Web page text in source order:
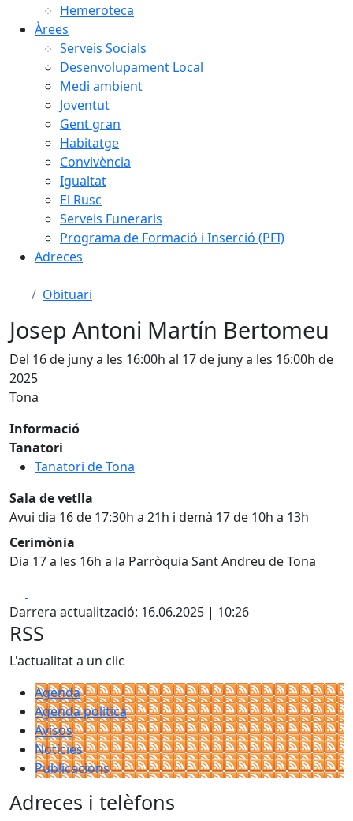
Hemeroteca
Àrees
Serveis Socials
Desenvolupament Local
Medi ambient
Joventut
Gent gran
Habitatge
Convivència
Igualtat
El Rusc
Serveis Funeraris
Programa de Formació i Inserció (PFI)
Adreces
Obituari
Josep Antoni Martín Bertomeu
Del 16 de juny a les 16:00h al 17 de juny a les 16:00h de
2025
Tona
Informació
Tanatori
Tanatori de Tona
Sala de vetlla
Avui dia 16 de 17:30h a 21h i demà 17 de 10h a 13h
Cerimònia
Dia 17 a les 16h a la Parròquia Sant Andreu de Tona
Darrera actualització: 16.06.2025 | 10:26
RSS
L'actualitat a un clic
Agenda
Agenda política
Avisos
Notícies
Publicacions
Adreces i telèfons